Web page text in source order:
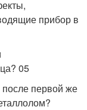
прибор в
после первой же